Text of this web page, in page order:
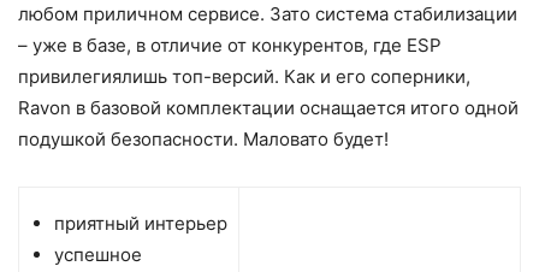
любом приличном сервисе. Зато система стабилизации
– уже в базе, в отличие от конкурентов, где ESP
привилегиялишь топ-версий. Как и его соперники,
Ravon в базовой комплектации оснащается итого одной
подушкой безопасности. Маловато будет!
приятный интерьер
успешное